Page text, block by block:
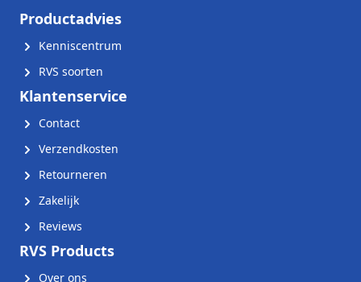
Productadvies
Kenniscentrum
RVS soorten
Klantenservice
Contact
Verzendkosten
Retourneren
Zakelijk
Reviews
RVS Products
Over ons